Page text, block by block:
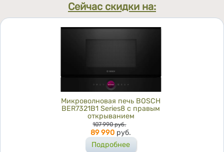
Сейчас скидки на:
Микроволновая печь BOSCH
BER7321B1 Series8 с правым
открыванием
Цена
107 990 руб.
89 990 руб.
Подробнее